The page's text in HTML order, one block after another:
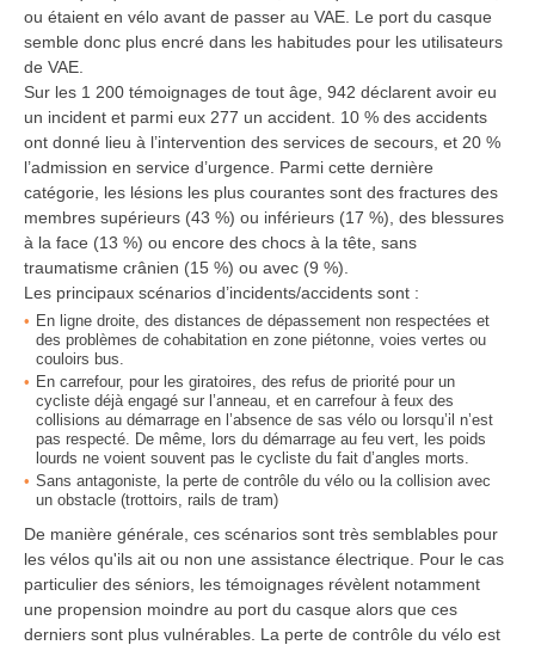
ou étaient en vélo avant de passer au VAE. Le port du casque
semble donc plus encré dans les habitudes pour les utilisateurs
de VAE.
Sur les 1 200 témoignages de tout âge, 942 déclarent avoir eu
un incident et parmi eux 277 un accident. 10 % des accidents
ont donné lieu à l’intervention des services de secours, et 20 %
l’admission en service d’urgence. Parmi cette dernière
catégorie, les lésions les plus courantes sont des fractures des
membres supérieurs (43 %) ou inférieurs (17 %), des blessures
à la face (13 %) ou encore des chocs à la tête, sans
traumatisme crânien (15 %) ou avec (9 %).
Les principaux scénarios d’incidents/accidents sont :
En ligne droite, des distances de dépassement non respectées et
des problèmes de cohabitation en zone piétonne, voies vertes ou
couloirs bus.
En carrefour, pour les giratoires, des refus de priorité pour un
cycliste déjà engagé sur l’anneau, et en carrefour à feux des
collisions au démarrage en l’absence de sas vélo ou lorsqu’il n’est
pas respecté. De même, lors du démarrage au feu vert, les poids
lourds ne voient souvent pas le cycliste du fait d’angles morts.
Sans antagoniste, la perte de contrôle du vélo ou la collision avec
un obstacle (trottoirs, rails de tram)
De manière générale, ces scénarios sont très semblables pour
les vélos qu'ils ait ou non une assistance électrique. Pour le cas
particulier des séniors, les témoignages révèlent notamment
une propension moindre au port du casque alors que ces
derniers sont plus vulnérables. La perte de contrôle du vélo est